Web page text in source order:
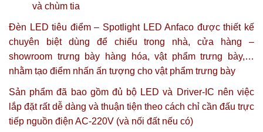
và chùm tia
Đèn LED tiêu điểm – Spotlight LED Anfaco được thiết kế
chuyên biệt dùng để chiếu trong nhà, cửa hàng –
showroom trưng bày hàng hóa, vật phẩm trưng bày,…
nhằm tạo điểm nhấn ấn tượng cho vật phẩm trưng bày
Sản phẩm đã bao gồm đủ bộ LED và Driver-IC nên việc
lắp đặt rất dễ dàng và thuận tiện theo cách chỉ cần đấu trực
tiếp nguồn điện AC-220V (và nối đất nếu có)